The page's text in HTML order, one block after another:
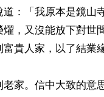
：「我原本是鏡山
，又沒能放下對世
貴人家，以了結業緣
家。信中大致的意